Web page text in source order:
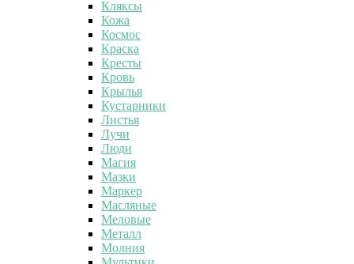
Кляксы
Кожа
Космос
Краска
Кресты
Кровь
Крылья
Кустарники
Листья
Лучи
Люди
Магия
Мазки
Маркер
Масляные
Меловые
Металл
Молния